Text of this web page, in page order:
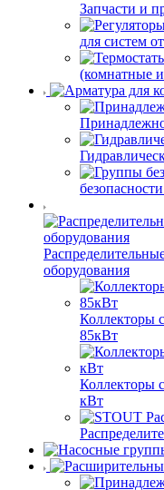
Запчасти и
для систем
(комнатные
оборудования
Коллекторы
85кВт
Коллекторы
кВт